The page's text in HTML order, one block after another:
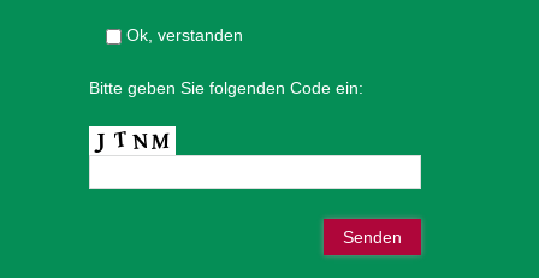
Ok, verstanden
Bitte geben Sie folgenden Code ein: